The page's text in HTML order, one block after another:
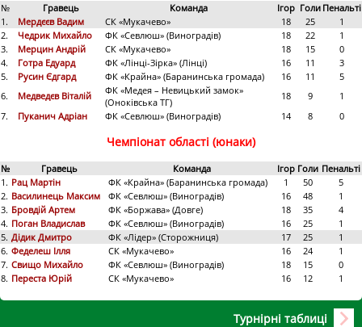
№ Гравець Команда Ігор Голи Пенальті
1.
Мердєєв Вадим СК «Мукачево» 18 25
1
2.
Чедрик Михайло ФК «Севлюш» (Виноградів) 18 22
1
3.
Мерцин Андрій СК «Мукачево» 18 15
0
4.
Готра Едуард ФК «Лінці-Зірка» (Лінці) 16 11
3
5.
Русин Єдгард ФК «Крайна» (Баранинська громада) 16 11
5
6.
Медведєв Віталій
ФК «Медея – Невицький замок»
(Оноківська ТГ)
18 9
1
7.
Пуканич Адріан ФК «Севлюш» (Виноградів) 14 8 0
Чемпіонат області (юнаки)
№ Гравець Команда Ігор Голи Пенальті
1. Рац Мартін ФК «Крайна» (Баранинська громада) 1 50
5
2. Василинець Максим ФК «Севлюш» (Виноградів) 16 48
1
3. Бровдій Артем ФК «Боржава» (Довге) 18 35
4
4. Поган Владислав ФК «Севлюш» (Виноградів) 16 25
1
5. Дідик Дмитро ФК «Лідер» (Сторожниця) 17 25
1
6. Феделеш Ілля СК «Мукачево» 16 24
1
7. Свищо Михайло ФК «Севлюш» (Виноградів) 18 15
0
8. Переста Юрій СК «Мукачево» 16 12 1
Турнірні таблиці